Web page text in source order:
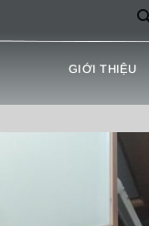
GIỚI THIỆU